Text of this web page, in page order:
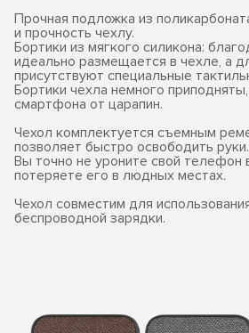
Прочная подложка из
и прочность чехлу.
Бортики из мягкого силикона:
идеально размещается в чехле, а
присутствуют специальные
Бортики чехла немного
смартфона от царапин.
Чехол комплектуется съемным
позволяет быстро освободить
Вы точно не уроните свой телефон
потеряете его в людных местах.
Чехол совместим для
беспроводной зарядки.